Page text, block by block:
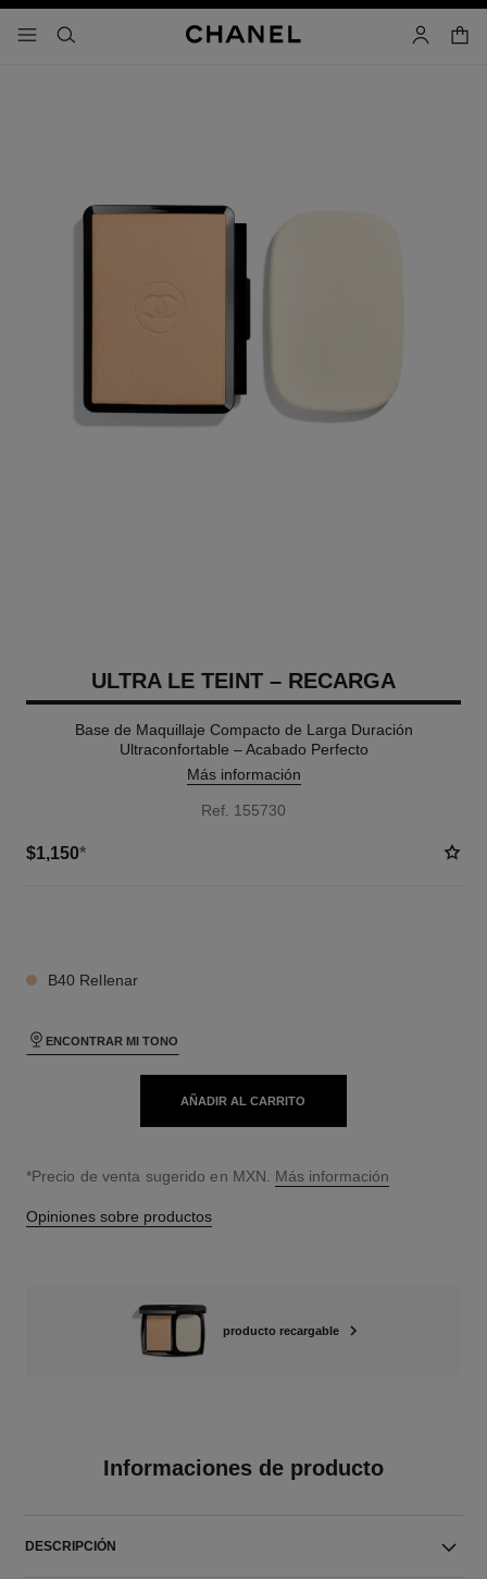
- navegación principal
buscar cuenta
carrito
ULTRA LE TEINT – RECARGA
Base de Maquillaje Compacto de Larga Duración
Ultraconfortable – Acabado Perfecto
Más información
Ref. 155730
$1,150*
B40 Rellenar
ENCONTRAR MI TONO
AÑADIR AL CARRITO
↩
*Precio de venta sugerido en MXN. Más información
Opiniones sobre productos
producto recargable
Informaciones de producto
DESCRIPCIÓN